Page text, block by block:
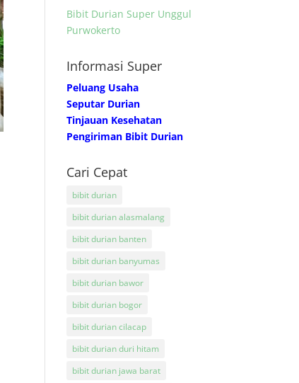
Bibit Durian Super Unggul
Purwokerto
Informasi Super
Peluang Usaha
Seputar Durian
Tinjauan Kesehatan
Pengiriman Bibit Durian
Cari Cepat
bibit durian
bibit durian alasmalang
bibit durian banten
bibit durian banyumas
bibit durian bawor
bibit durian bogor
bibit durian cilacap
bibit durian duri hitam
bibit durian jawa barat